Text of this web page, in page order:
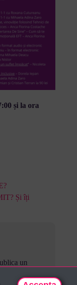
și la ora
Și îți
un